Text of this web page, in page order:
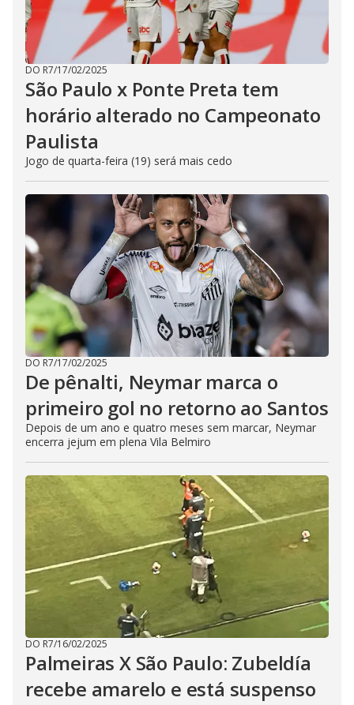
DO R7/17/02/2025
São Paulo x Ponte Preta tem
horário alterado no Campeonato
Paulista
Jogo de quarta-feira (19) será mais cedo
DO R7/17/02/2025
De pênalti, Neymar marca o
primeiro gol no retorno ao Santos
Depois de um ano e quatro meses sem marcar, Neymar
encerra jejum em plena Vila Belmiro
DO R7/16/02/2025
Palmeiras X São Paulo: Zubeldía
recebe amarelo e está suspenso